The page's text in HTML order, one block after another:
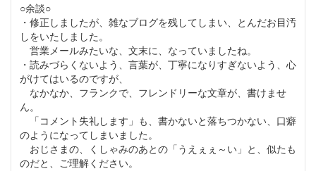
○余談○
・修正しましたが、雑なブログを残してしまい、とんだお目汚
しをいたしました。
営業メールみたいな、文末に、なっていましたね。
・読みづらくないよう、言葉が、丁寧になりすぎないよう、心
がけてはいるのですが、
なかなか、フランクで、フレンドリーな文章が、書けませ
ん。
「コメント失礼します」も、書かないと落ちつかない、口癖
のようになってしまいました。
おじさまの、くしゃみのあとの「うえぇぇ～い」と、似たも
のだと、ご理解ください。